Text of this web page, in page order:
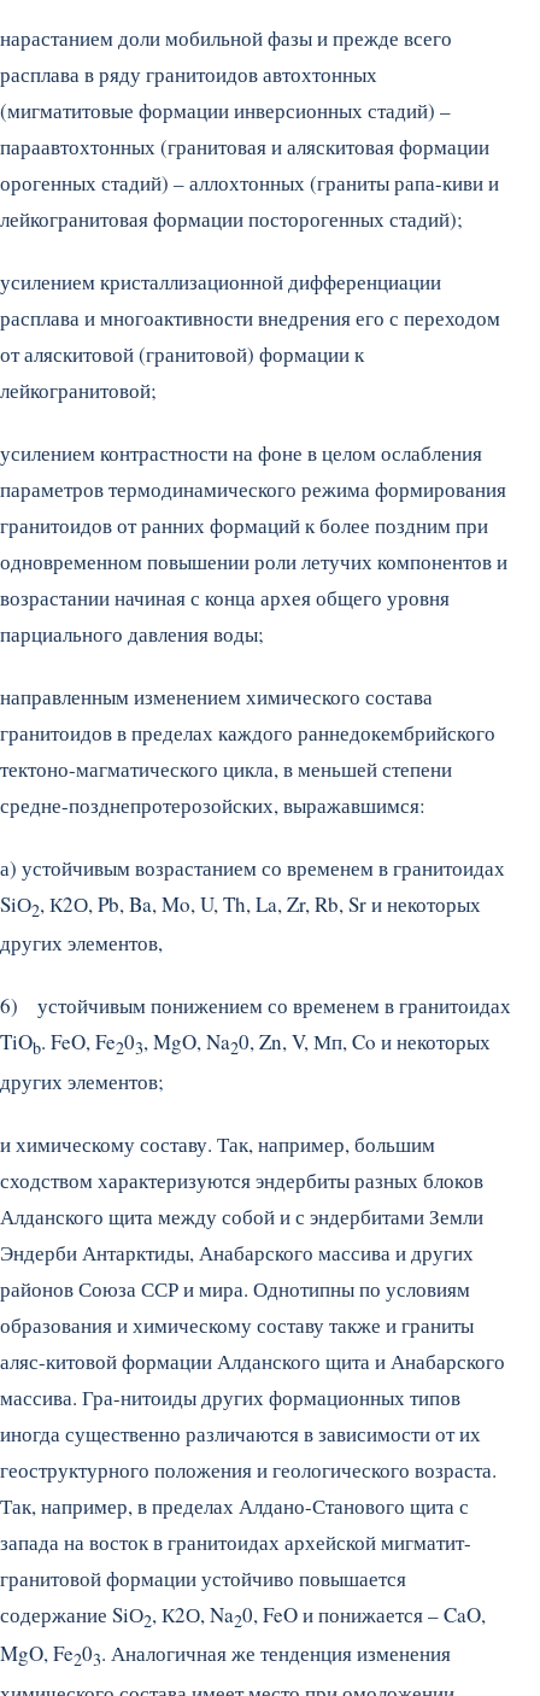
нарастанием доли мобильной фазы и прежде всего
расплава в ряду гранитоидов автохтонных
(мигматитовые формации инверсионных стадий) –
параавтохтонных (гранитовая и аляскитовая формации
орогенных стадий) – аллохтонных (граниты рапа-киви и
лейкогранитовая формации посторогенных стадий);
усилением кристаллизационной дифференциации
расплава и многоактивности внедрения его с переходом
от аляскитовой (гранитовой) формации к
лейкогранитовой;
усилением контрастности на фоне в целом ослабления
параметров термодинамического режима формирования
гранитоидов от ранних формаций к более поздним при
одновременном повышении роли летучих компонентов и
возрастании начиная с конца архея общего уровня
парциального давления воды;
направленным изменением химического состава
гранитоидов в пределах каждого раннедокембрийского
тектоно-магматического цикла, в меньшей степени
средне-позднепротерозойских, выражавшимся:
а) устойчивым возрастанием со временем в гранитоидах
SiО2, К2О, Pb, Ba, Mo, U, Th, La, Zr, Rb, Sr и некоторых
других элементов,
6) устойчивым понижением со временем в гранитоидах
TiOb. FeO, Fe203, MgO, Na20, Zn, V, Мп, Co и некоторых
других элементов;
и химическому составу. Так, например, большим
сходством характеризуются эндербиты разных блоков
Алданского щита между собой и с эндербитами Земли
Эндерби Антарктиды, Анабарского массива и других
районов Союза ССР и мира. Однотипны по условиям
образования и химическому составу также и граниты
аляс-китовой формации Алданского щита и Анабарского
массива. Гра-нитоиды других формационных типов
иногда существенно различаются в зависимости от их
геоструктурного положения и геологического возраста.
Так, например, в пределах Алдано-Станового щита с
запада на восток в гранитоидах архейской мигматит-
гранитовой формации устойчиво повышается
содержание SiО2, К2О, Na20, FeO и понижается – CaO,
MgO, Fe203. Аналогичная же тенденция изменения